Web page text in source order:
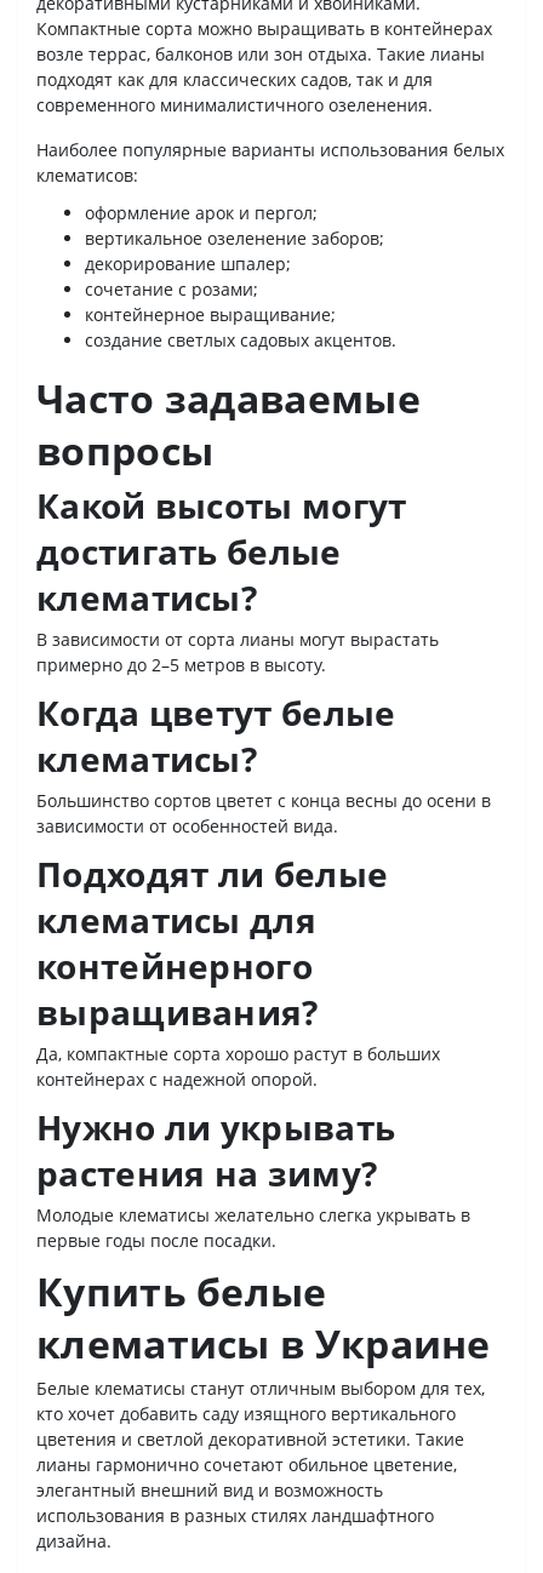
Компактные сорта можно выращивать в контейнерах
возле террас, балконов или зон отдыха. Такие лианы
подходят как для классических садов, так и для
современного минималистичного озеленения.
Наиболее популярные варианты использования белых
клематисов:
оформление арок и пергол;
вертикальное озеленение заборов;
декорирование шпалер;
сочетание с розами;
контейнерное выращивание;
создание светлых садовых акцентов.
Часто задаваемые
вопросы
Какой высоты могут
достигать белые
клематисы?
В зависимости от сорта лианы могут вырастать
примерно до 2–5 метров в высоту.
Когда цветут белые
клематисы?
Большинство сортов цветет с конца весны до осени в
зависимости от особенностей вида.
Подходят ли белые
клематисы для
контейнерного
выращивания?
Да, компактные сорта хорошо растут в больших
контейнерах с надежной опорой.
Нужно ли укрывать
растения на зиму?
Молодые клематисы желательно слегка укрывать в
первые годы после посадки.
Купить белые
клематисы в Украине
Белые клематисы станут отличным выбором для тех,
кто хочет добавить саду изящного вертикального
цветения и светлой декоративной эстетики. Такие
лианы гармонично сочетают обильное цветение,
элегантный внешний вид и возможность
использования в разных стилях ландшафтного
дизайна.